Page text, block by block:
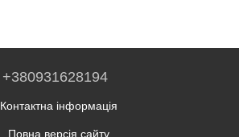
+380931628194
Контактна інформація
Повна версія сайту